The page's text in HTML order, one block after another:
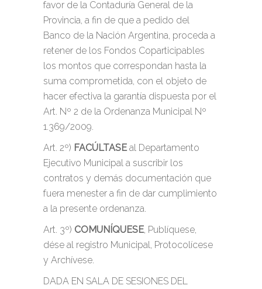
favor de la Contaduría General de la
Provincia, a fin de que a pedido del
Banco de la Nación Argentina, proceda a
retener de los Fondos Coparticipables
los montos que correspondan hasta la
suma comprometida, con el objeto de
hacer efectiva la garantía dispuesta por el
Art. Nº 2 de la Ordenanza Municipal Nº
1.369/2009.
Art. 2º) FACÚLTASE al Departamento
Ejecutivo Municipal a suscribir los
contratos y demás documentación que
fuera menester a fin de dar cumplimiento
a la presente ordenanza.
Art. 3º) COMUNÍQUESE, Publíquese,
dése al registro Municipal, Protocolícese
y Archívese.
DADA EN SALA DE SESIONES DEL